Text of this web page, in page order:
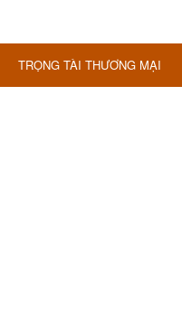
TRỌNG TÀI THƯƠNG MẠI